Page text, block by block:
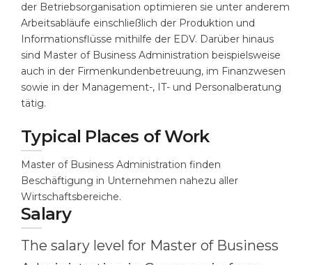
Interest Map Test
RIASEC Test
Successat
100%
Our students successfully enroll in
CONSULTATION!
Russia
Ukraine
Kazakhstan
Azerbaijan
Armenia
Belarus
Other Country
BOOK A CONSULTATION
der Betriebsorganisation optimieren sie unter anderem
Arbeitsabläufe einschließlich der Produktion und
Informationsflüsse mithilfe der EDV. Darüber hinaus
sind Master of Business Administration beispielsweise
auch in der Firmenkundenbetreuung, im Finanzwesen
sowie in der Management-, IT- und Personalberatung
tätig.
Typical Places of Work
Master of Business Administration finden
Beschäftigung in Unternehmen nahezu aller
Wirtschaftsbereiche.
Salary
The salary level for Master of Business